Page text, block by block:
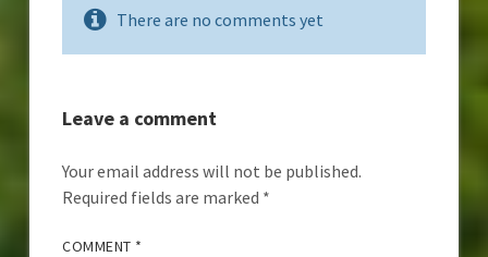
There are no comments yet
Leave a comment
Your email address will not be published.
Required fields are marked *
COMMENT *